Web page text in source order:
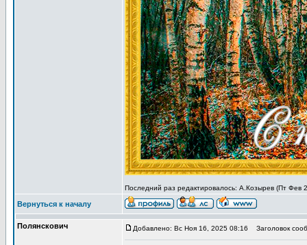
Последний раз редактировалось: А.Козырев (Пт Фев
Вернуться к началу
Полянскович Добавлено: Вс Ноя 16, 2025 08:16 Заголовок